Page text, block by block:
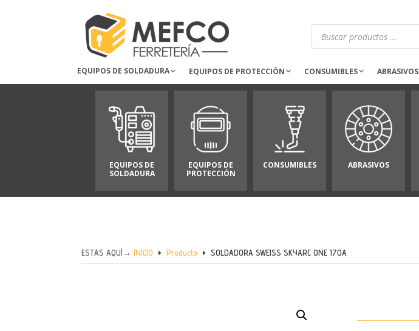
Búsqueda
productos
EQUIPOS DE SOLDADURA EQUIPOS DE PROTECCIÓN CONSUMIBLES ABRASIVOS
EQUIPOS DE
SOLDADURA
EQUIPOS DE
PROTECCIÓN
CONSUMIBLES ABRASIVOS
ESTAS AQUÍ→ INICIO E Producto E SOLDADORA SWEISS SKYARC ONE 170A